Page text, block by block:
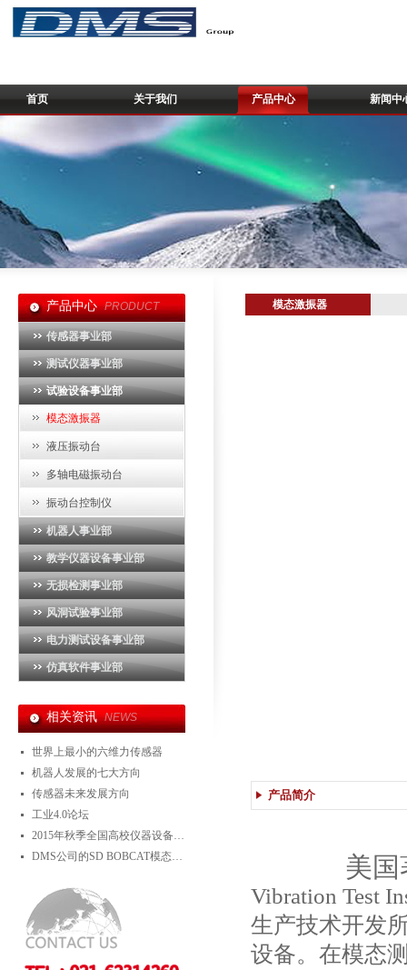
首页 关于我们 产品中心 新闻中
产品中心 PRODUCT
传感器事业部
测试仪器事业部
试验设备事业部
模态激振器
液压振动台
多轴电磁振动台
振动台控制仪
机器人事业部
教学仪器设备事业部
无损检测事业部
风洞试验事业部
电力测试设备事业部
仿真软件事业部
相关资讯 NEWS
世界上最小的六维力传感器
机器人发展的七大方向
传感器未来发展方向
工业4.0论坛
2015年秋季全国高校仪器设备展示会
DMS公司的SD BOBCAT模态测试系统在电力行业的应用
模态激振器
产品简介
美国著
Vibration Test
生产技术开发
设备。在模态